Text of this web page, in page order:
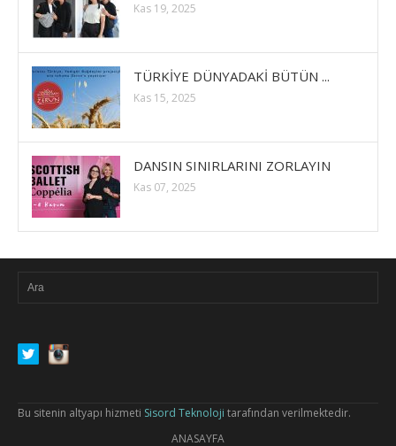
Kas 19, 2025
TÜRKİYE DÜNYADAKİ BÜTÜN ...
Kas 15, 2025
DANSIN SINIRLARINI ZORLAYIN
Kas 07, 2025
Bu sitenin altyapı hizmeti Sisord Teknoloji tarafından verilmektedir.
ANASAYFA